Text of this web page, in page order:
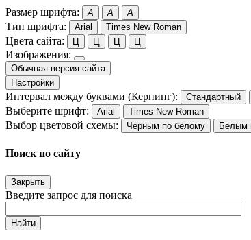
Размер шрифта: A A A
Тип шрифта: Arial Times New Roman
Цвета сайта: Ц Ц Ц Ц
Изображения:
Обычная версия сайта
Настройки
Интервал между буквами (Кернинг): Стандартный
Выберите шрифт: Arial Times New Roman
Выбор цветовой схемы: Черным по белому Белым
Поиск по сайту
Закрыть
Введите запрос для поиска
Найти